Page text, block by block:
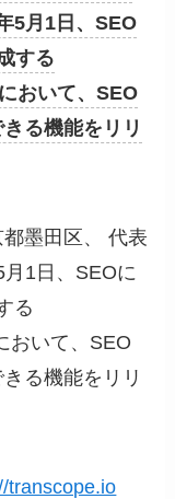
5月1日、SEO
する
おいて、SEO
る機能をリリ
墨田区、 代表
1日、SEOに
る
おいて、SEO
る機能をリリ
transcope.io